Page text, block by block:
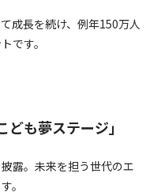
成長を続け、例年150万人
です。
も夢ステージ」
露。未来を担う世代のエ
。